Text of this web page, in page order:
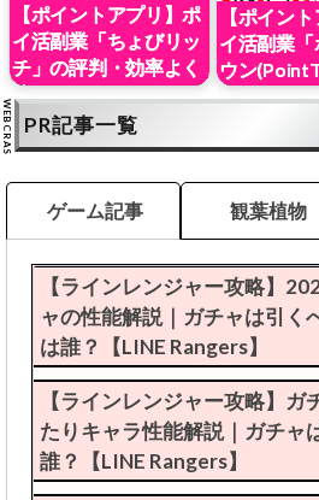
【ポイントアプリ】ポ
イ活副業「ちょびリッ
チ」の評判・効率よく
稼ぐ…
【ポイン
イ活副業「
ウン
PR記事一覧
ゲーム記事 観葉植物
【ラインレンジャー攻略】
ャの性能解説｜ガチャは引く
は誰？【LINE Rangers】
【ラインレンジャー攻略】ガ
たりキャラ性能解説｜ガチャ
誰？【LINE Rangers】